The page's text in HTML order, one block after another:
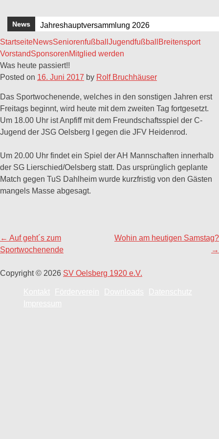
News Jahreshauptversammlung 2026
HIMMELFAHRTSGRILLEN 2025
Jahreshauptversammlung 2025
Einladung zur Jahreshauptversammlung 2024
Oelsberger Sportplatz erstrahlt in neuem Glanz !
StartseiteNewsSeniorenfußball Jugendfußball
Breitensport
VorstandSponsorenMitglied werden
Was heute passiert!!
Posted on 16. Juni 2017 by Rolf Bruchhäuser
Das Sportwochenende, welches in den sonstigen Jahren erst
Freitags beginnt, wird heute mit dem zweiten Tag fortgesetzt.
Um 18.00 Uhr ist Anpfiff mit dem Freundschaftsspiel der C-
Jugend der JSG Oelsberg I gegen die JFV Heidenrod.
Um 20.00 Uhr findet ein Spiel der AH Mannschaften innerhalb
der SG Lierschied/Oelsberg statt. Das ursprünglich geplante
Match gegen TuS Dahlheim wurde kurzfristig von den Gästen
mangels Masse abgesagt.
Post
navigation
← Auf geht´s zum
Sportwochenende
Wohin am heutigen Samstag?
→
Copyright © 2026 SV Oelsberg 1920 e.V.